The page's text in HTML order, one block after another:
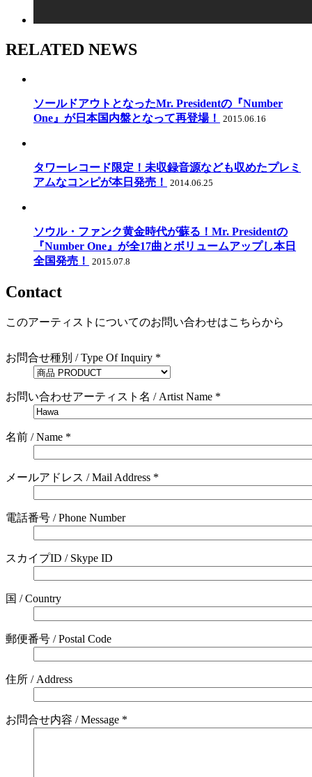
RELATED NEWS
ソールドアウトとなったMr. Presidentの『Number
One』が日本国内盤となって再登場！
2015.06.16
タワーレコード限定！未収録音源なども収めたプレミ
アムなコンピが本日発売！
2014.06.25
ソウル・ファンク黄金時代が蘇る！Mr. Presidentの
『Number One』が全17曲とボリュームアップし本日
全国発売！
2015.07.8
Contact
このアーティストについてのお問い合わせはこちらから
お問合せ種別 / Type Of Inquiry *
お問い合わせアーティスト名 / Artist Name *
名前 / Name *
メールアドレス / Mail Address *
電話番号 / Phone Number
スカイプID / Skype ID
国 / Country
郵便番号 / Postal Code
住所 / Address
お問合せ内容 / Message *